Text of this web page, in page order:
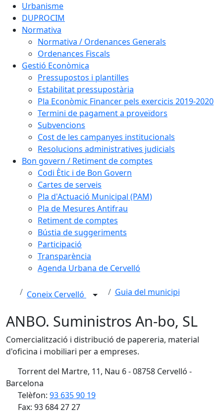
Urbanisme
DUPROCIM
Normativa
Normativa / Ordenances Generals
Ordenances Fiscals
Gestió Econòmica
Pressupostos i plantilles
Estabilitat pressupostària
Pla Econòmic Financer pels exercicis 2019-2020
Termini de pagament a proveïdors
Subvencions
Cost de les campanyes institucionals
Resolucions administratives judicials
Bon govern / Retiment de comptes
Codi Ètic i de Bon Govern
Cartes de serveis
Pla d'Actuació Municipal (PAM)
Pla de Mesures Antifrau
Retiment de comptes
Bústia de suggeriments
Participació
Transparència
Agenda Urbana de Cervelló
Coneix Cervelló Guia del municipi
ANBO. Suministros An-bo, SL
Comercialització i distribució de papereria, material
d'oficina i mobiliari per a empreses.
Torrent del Martre, 11, Nau 6 - 08758 Cervelló -
Barcelona
Telèfon: 93 635 90 19
Fax: 93 684 27 27